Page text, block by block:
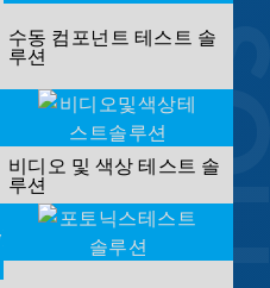
수동 컴포넌트 테스트 솔
루션
비디오 및 색상 테스트 솔
루션